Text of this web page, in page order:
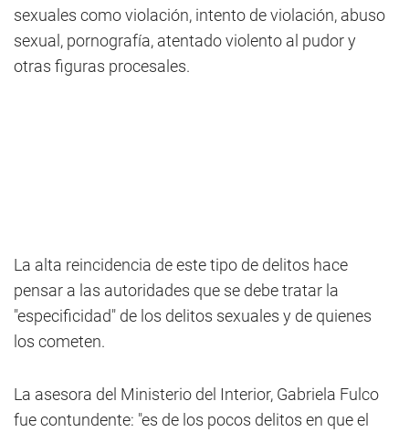
sexuales como violación, intento de violación, abuso
sexual, pornografía, atentado violento al pudor y
otras figuras procesales.
La alta reincidencia de este tipo de delitos hace
pensar a las autoridades que se debe tratar la
"especificidad" de los delitos sexuales y de quienes
los cometen.
La asesora del Ministerio del Interior, Gabriela Fulco
fue contundente: "es de los pocos delitos en que el